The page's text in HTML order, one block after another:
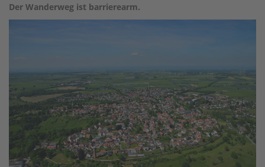
Der Wanderweg ist barrierearm.